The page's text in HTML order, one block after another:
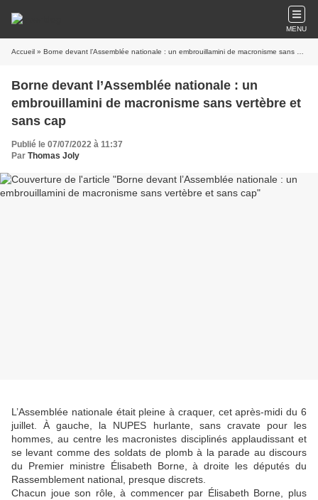
MENU
Accueil » Borne devant l’Assemblée nationale : un embrouillamini de macronisme sans vertèbre et sans cap
Borne devant l’Assemblée nationale : un
embrouillamini de macronisme sans vertèbre et
sans cap
Publié le 07/07/2022 à 11:37
Par Thomas Joly
L’Assemblée nationale était pleine à craquer, cet après-midi du 6
juillet. À gauche, la NUPES hurlante, sans cravate pour les
hommes, au centre les macronistes disciplinés applaudissant et
se levant comme des soldats de plomb à la parade au discours
du Premier ministre Élisabeth Borne, à droite les députés du
Rassemblement national, presque discrets.
Chacun joue son rôle, à commencer par Élisabeth Borne, plus